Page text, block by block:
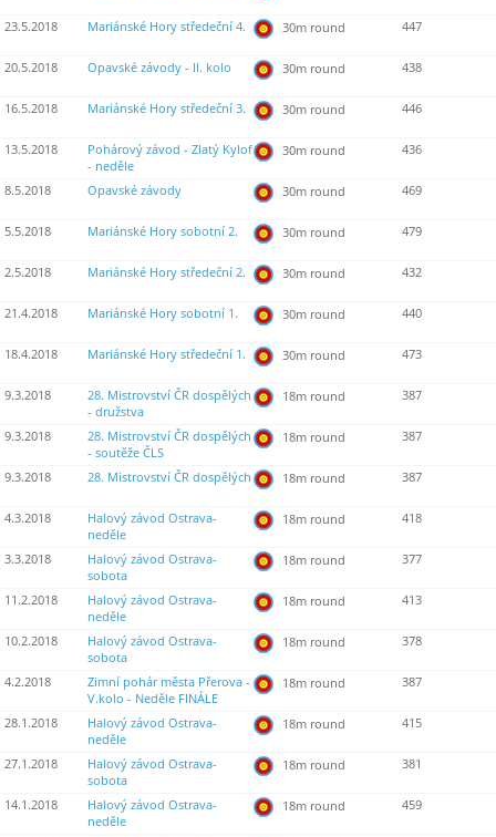
23.5.2018 Mariánské Hory středeční 4. 30m round 447
20.5.2018 Opavské závody - II. kolo 30m round 438
16.5.2018 Mariánské Hory středeční 3. 30m round 446
13.5.2018
Pohárový závod - Zlatý Kylof
- neděle
30m round 436
8.5.2018 Opavské závody 30m round 469
5.5.2018 Mariánské Hory sobotní 2. 30m round 479
2.5.2018 Mariánské Hory středeční 2. 30m round 432
21.4.2018 Mariánské Hory sobotní 1. 30m round 440
18.4.2018 Mariánské Hory středeční 1. 30m round 473
9.3.2018
28. Mistrovství ČR dospělých
- družstva
18m round 387
9.3.2018
28. Mistrovství ČR dospělých
- soutěže ČLS
18m round 387
9.3.2018 28. Mistrovství ČR dospělých 18m round 387
4.3.2018
Halový závod Ostrava-
neděle
18m round 418
3.3.2018
Halový závod Ostrava-
sobota
18m round 377
11.2.2018
Halový závod Ostrava-
neděle
18m round 413
10.2.2018
Halový závod Ostrava-
sobota
18m round 378
4.2.2018
Zimní pohár města Přerova -
V.kolo - Neděle FINÁLE
18m round 387
28.1.2018
Halový závod Ostrava-
neděle
18m round 415
27.1.2018
Halový závod Ostrava-
sobota
18m round 381
14.1.2018
Halový závod Ostrava-
neděle
18m round 459